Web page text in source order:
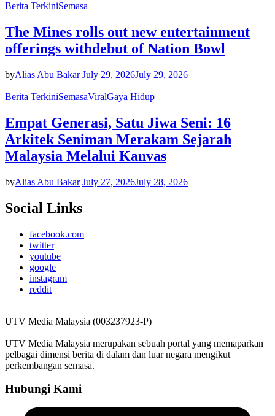
Berita TerkiniSemasa
The Mines rolls out new entertainment
offerings withdebut of Nation Bowl
byAlias Abu Bakar July 29, 2026July 29, 2026
Berita TerkiniSemasaViralGaya Hidup
Empat Generasi, Satu Jiwa Seni: 16
Arkitek Seniman Merakam Sejarah
Malaysia Melalui Kanvas
byAlias Abu Bakar July 27, 2026July 28, 2026
Social Links
facebook.com
twitter
youtube
google
instagram
reddit
UTV Media Malaysia (003237923-P)
UTV Media Malaysia merupakan sebuah portal yang memaparkan
pelbagai dimensi berita di dalam dan luar negara mengikut
perkembangan semasa.
Hubungi Kami